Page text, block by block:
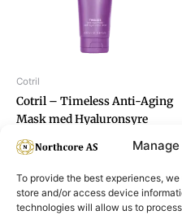
To provide the best experiences,
store and/or access device
technologies will allow us to
Cotril
Cotril – Timeless Anti-Aging
Mask med Hyaluronsyre
200ml